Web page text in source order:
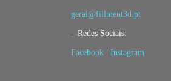
geral@fillment3d.pt
_ Redes Sociais:
Facebook | Instagram